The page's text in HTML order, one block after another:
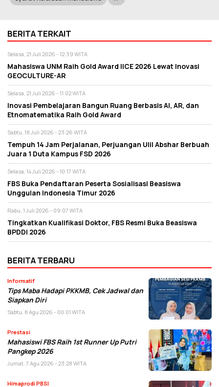
BERITA TERKAIT
Selasa, 21 Juli 2026 - 12:39 WITA
Mahasiswa UNM Raih Gold Award IICE 2026 Lewat Inovasi
GEOCULTURE-AR
Selasa, 21 Juli 2026 - 11:02 WITA
Inovasi Pembelajaran Bangun Ruang Berbasis AI, AR, dan
Etnomatematika Raih Gold Award
Sabtu, 18 Juli 2026 - 23:26 WITA
Tempuh 14 Jam Perjalanan, Perjuangan Ulil Abshar Berbuah
Juara 1 Duta Kampus FSD 2026
Selasa, 14 Juli 2026 - 10:17 WITA
FBS Buka Pendaftaran Peserta Sosialisasi Beasiswa
Unggulan Indonesia Timur 2026
Rabu, 1 Juli 2026 - 09:07 WITA
Tingkatkan Kualifikasi Doktor, FBS Resmi Buka Beasiswa
BPDDI 2026
BERITA TERBARU
Informatif
Tips Maba Hadapi PKKMB, Cek Jadwal dan
Siapkan Diri
Sabtu, 8 Agu 2026 - 00:01 WITA
Prestasi
Mahasiswi FBS Raih 1st Runner Up Putri
Pangkep 2026
Jumat, 7 Agu 2026 - 23:28 WITA
Himaprodi PBSI